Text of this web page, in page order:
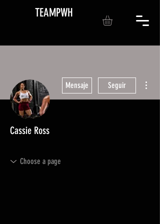
TEAMPWH
Mensaje Seguir
Cassie Ross